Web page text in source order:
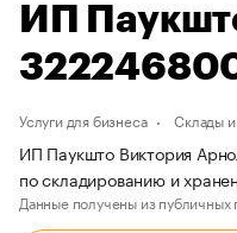
ИП
Услуги для бизнеса Склады и
ИП Паукшто Виктория
по складированию и
Данные получены из публичных